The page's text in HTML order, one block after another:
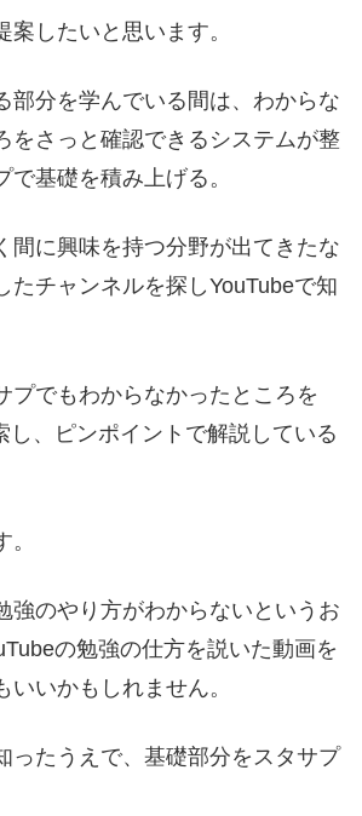
案したいと思います。
部分を学んでいる間は、わからな
をさっと確認できるシステムが整
で基礎を積み上げる。
間に興味を持つ分野が出てきたな
たチャンネルを探しYouTubeで知
プでもわからなかったところを
し、ピンポイントで解説している
強のやり方がわからないというお
の勉強の仕方を説いた動画を
いいかもしれません。
ったうえで、基礎部分をスタサプ